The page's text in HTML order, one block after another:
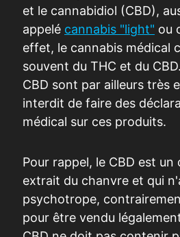
et le cannabidiol (CBD),
appelé cannabis "light" ou
effet, le cannabis médical
souvent du THC et du
CBD sont par ailleurs très
interdit de faire des
médical sur ces produits.
Pour rappel, le CBD est un
extrait du chanvre et qui
psychotrope,
pour être vendu